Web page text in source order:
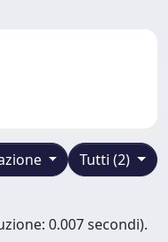
Tutti (2)
0.007 secondi).